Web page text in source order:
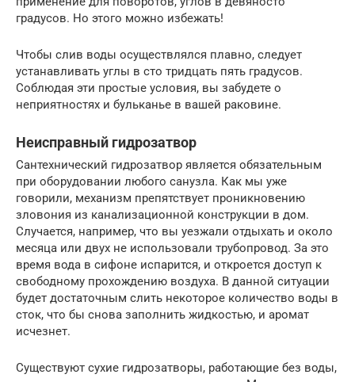
градусов. Но этого можно избежать!
Чтобы слив воды осуществлялся плавно, следует
устанавливать углы в сто тридцать пять градусов.
Соблюдая эти простые условия, вы забудете о
неприятностях и бульканье в вашей раковине.
Неисправный гидрозатвор
Сантехнический гидрозатвор является обязательным
при оборудовании любого санузла. Как мы уже
говорили, механизм препятствует проникновению
зловония из канализационной конструкции в дом.
Случается, например, что вы уезжали отдыхать и около
месяца или двух не использовали трубопровод. За это
время вода в сифоне испарится, и откроется доступ к
свободному прохождению воздуха. В данной ситуации
будет достаточным слить некоторое количество воды в
сток, что бы снова заполнить жидкостью, и аромат
исчезнет.
Существуют сухие гидрозатворы, работающие без воды,